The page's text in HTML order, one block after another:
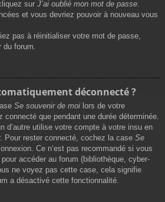
sur J’ai oublié mon mot de passe
et vous devriez pouvoir à nouveau vous
pas à réinitialiser votre mot de passe,
forum.
déconnecté ?
Se souvenir de moi lors de votre
connecté que pendant une durée déterminée.
d’autre utilise votre compte à votre insu en
Pour rester connecté, cochez la case Se
Ce n’est pas recommandé si vous
accéder au forum (bibliothèque, cyber-
ne voyez pas cette case, cela signifie
a désactivé cette fonctionnalité.